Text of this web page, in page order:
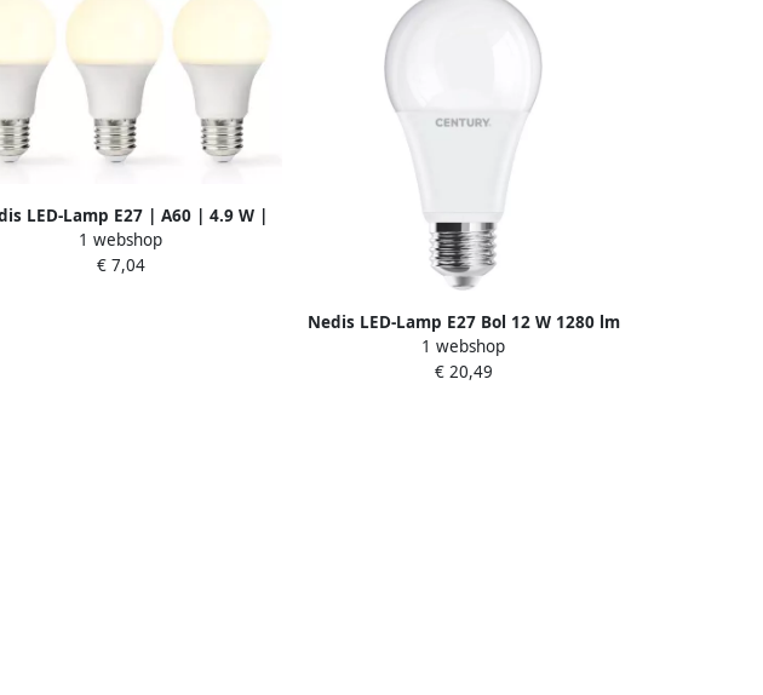
LED-Lamp E27 | A60 | 4.9 W |
lm | 2700 K | 3 stuks | 1 stuks
LBE27A601P3
1 webshop
€ 7,04
Nedis LED-Lamp E27 Bol 12 W 1280 lm
3000 K ARP-122430
1 webshop
€ 20,49